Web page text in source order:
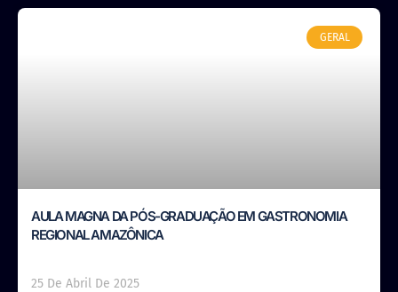
GERAL
AULA MAGNA DA PÓS-GRADUAÇÃO EM GASTRONOMIA
REGIONAL AMAZÔNICA
25 De Abril De 2025